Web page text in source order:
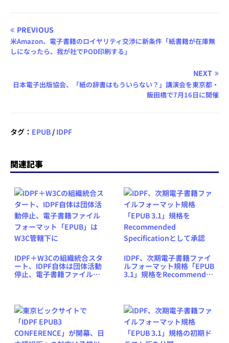
PREVIOUS
米Amazon、電子書籍のロイヤリティ交渉に新条件「紙書籍が在庫無
しになったら、我が社でPOD印刷する」
NEXT
日本電子出版協会、「紙の辞書はもういらない？」講演会を東京都・
飯田橋で7月16日に開催
タグ： EPUB / IDPF
関連記事
IDPF＋W3Cの組織統合スタ
ート、IDPF自体は団体活動
停止、電子書籍ファイルフ
IDPF、次期電子書籍ファイ
ルフォーマット規格「EPUB
3.1」規格をRecommended